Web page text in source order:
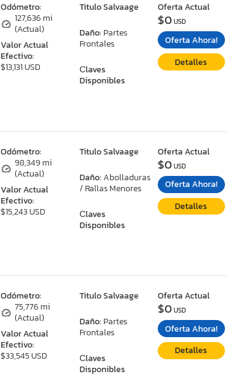
Odómetro:
127,636 mi
(Actual)
Valor Actual
Efectivo:
$13,131 USD
Titulo Salvaage
Daño: Partes
Frontales
Сlaves
Disponibles
Oferta Actual
$0USD
Oferta Ahora!
Detalles
Odómetro:
98,349 mi
(Actual)
Valor Actual
Efectivo:
$15,243 USD
Titulo Salvaage
Daño: Abolladuras
/ Rallas Menores
Сlaves
Disponibles
Oferta Actual
$0USD
Oferta Ahora!
Detalles
Odómetro:
75,776 mi
(Actual)
Valor Actual
Efectivo:
$33,545 USD
Titulo Salvaage
Daño: Partes
Frontales
Сlaves
Disponibles
Oferta Actual
$0USD
Oferta Ahora!
Detalles